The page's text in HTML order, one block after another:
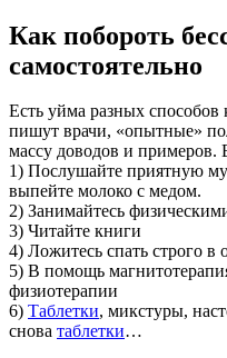
Как побороть
самостоятельно
Есть уйма разных способов
пишут врачи, «опытные»
массу доводов и примеров.
1) Послушайте приятную
выпейте молоко с медом.
2) Занимайтесь
3) Читайте книги
4) Ложитесь спать строго в
5) В помощь
физиотерапии
6) Таблетки, микстуры,
снова таблетки…